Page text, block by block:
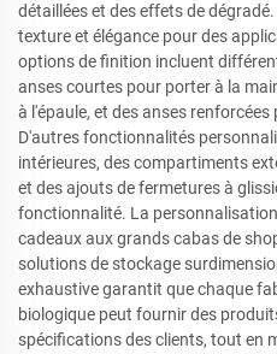
détaillées et des effets de
texture et élégance pour des
options de finition incluent
anses courtes pour porter à la
à l'épaule, et des anses
D'autres fonctionnalités
intérieures, des compartiments
et des ajouts de fermetures à
fonctionnalité. La
cadeaux aux grands cabas de
solutions de stockage
exhaustive garantit que chaque
biologique peut fournir des
spécifications des clients, tout en